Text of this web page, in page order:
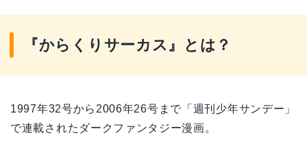
『からくりサーカス』とは？
1997年32号から2006年26号まで「週刊少年サンデー」
で連載されたダークファンタジー漫画。